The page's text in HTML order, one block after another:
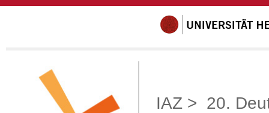
IAZ > 20.